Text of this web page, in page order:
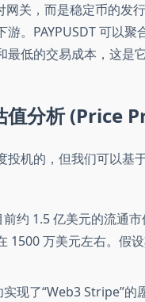
关，而是稳定币的发
。PAYPUSDT 可以
低的交易成本，这是
值分析 (Price
机的，但我们可以基
约 1.5 亿美元的流通
1500 万美元左右。假
实现了“Web3 Stripe”